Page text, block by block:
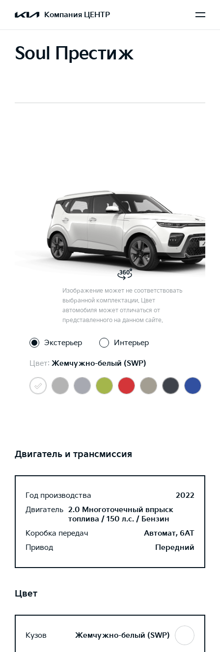
Компания ЦЕНТР
Soul Престиж
Изображение может не соответствовать
выбранной комплектации. Цвет
автомобиля может отличаться от
представленного на данном сайте.
Экстерьер Интерьер
Цвет: Жемчужно-белый (SWP)
Двигатель и трансмиссия
Год производства
2022
Двигатель 2.0 Многоточечный впрыск
топлива / 150 л.с. / Бензин
Коробка передач
Автомат, 6AT
Привод
Передний
Цвет
Кузов Жемчужно-белый (SWP)